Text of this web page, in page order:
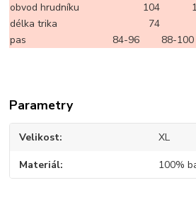
obvod hrudníku
104
délka trika
74
pas
84-96 88-100
Parametry
Velikost XL
Materiál 100%